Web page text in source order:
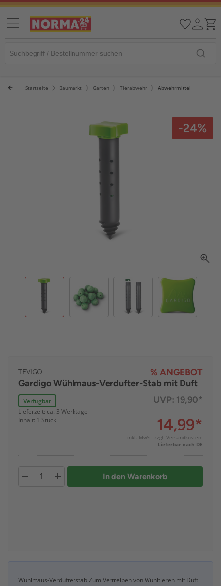
Startseite Baumarkt Garten Tierabwehr Abwehrmittel
-24%
TEVIGO
% ANGEBOT
Gardigo Wühlmaus-Verdufter-Stab mit Duft
Verfügbar
Lieferzeit: ca. 3 Werktage
Inhalt: 1 Stück
UVP: 19,90*
14,99*
inkl. MwSt. zzgl. Versandkosten:
Lieferbar nach DE
In den Warenkorb
Wühlmaus-Verdufterstab Zum Vertreiben von Wühltieren mit Duft